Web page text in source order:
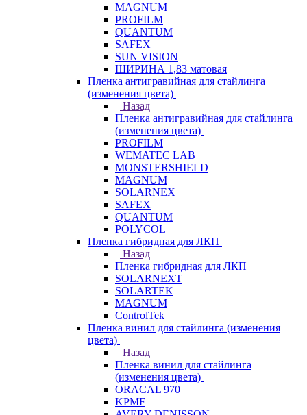
MAGNUM
PROFILM
QUANTUM
SAFEX
SUN VISION
ШИРИНА 1,83 матовая
Пленка антигравийная для стайлинга
(изменения цвета)
Назад
Пленка антигравийная для стайлинга
(изменения цвета)
PROFILM
WEMATEC LAB
MONSTERSHIELD
MAGNUM
SOLARNEX
SAFEX
QUANTUM
POLYCOL
Пленка гибридная для ЛКП
Назад
Пленка гибридная для ЛКП
SOLARNEXT
SOLARTEK
MAGNUM
ControlTek
Пленка винил для стайлинга (изменения
цвета)
Назад
Пленка винил для стайлинга
(изменения цвета)
ORACAL 970
KPMF